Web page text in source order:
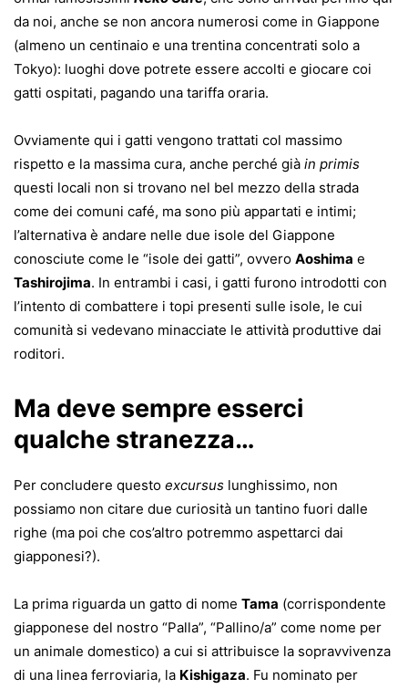
da noi, anche se non ancora numerosi come in Giappone
(almeno un centinaio e una trentina concentrati solo a
Tokyo): luoghi dove potrete essere accolti e giocare coi
gatti ospitati, pagando una tariffa oraria.
Ovviamente qui i gatti vengono trattati col massimo
rispetto e la massima cura, anche perché già in primis
questi locali non si trovano nel bel mezzo della strada
come dei comuni café, ma sono più appartati e intimi;
l’alternativa è andare nelle due isole del Giappone
conosciute come le “isole dei gatti”, ovvero Aoshima e
Tashirojima. In entrambi i casi, i gatti furono introdotti con
l’intento di combattere i topi presenti sulle isole, le cui
comunità si vedevano minacciate le attività produttive dai
roditori.
Ma deve sempre esserci
qualche stranezza…
Per concludere questo excursus lunghissimo, non
possiamo non citare due curiosità un tantino fuori dalle
righe (ma poi che cos’altro potremmo aspettarci dai
giapponesi?).
La prima riguarda un gatto di nome Tama (corrispondente
giapponese del nostro “Palla”, “Pallino/a” come nome per
un animale domestico) a cui si attribuisce la sopravvivenza
di una linea ferroviaria, la Kishigaza. Fu nominato per